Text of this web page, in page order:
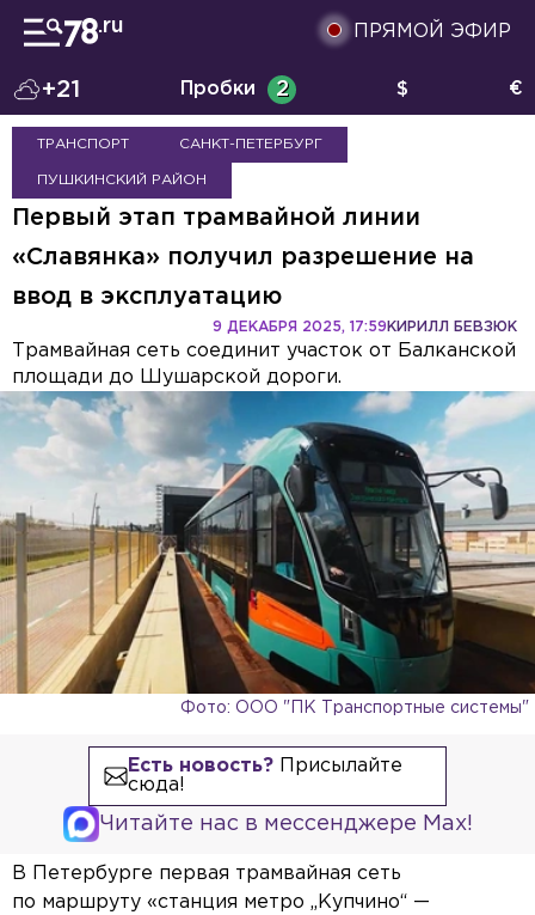
ПРЯМОЙ ЭФИР
+21 Пробки 2 $ €
ТРАНСПОРТ САНКТ-ПЕТЕРБУРГ
ПУШКИНСКИЙ РАЙОН
Первый этап трамвайной линии
«Славянка» получил разрешение на
ввод в эксплуатацию
КИРИЛЛ БЕВЗЮК
9 ДЕКАБРЯ 2025, 17:59
Трамвайная сеть соединит участок от Балканской
площади до Шушарской дороги.
Фото: ООО "ПК Транспортные системы"
Есть новость?Присылайте
сюда!
Читайте нас в мессенджере Max!
В Петербурге первая трамвайная сеть
по маршруту «станция метро „Купчино“ —